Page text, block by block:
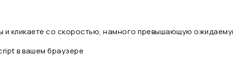
и кликаете со скоростью, намного превышающую
в вашем браузере